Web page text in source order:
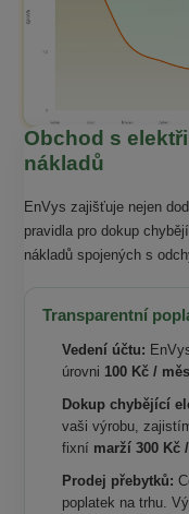
Obchod s
nákladů
EnVys zajišťuje nejen
pravidla pro dokup
nákladů spojených s
Transparentní
Vedení účtu:
úrovni 100 Kč /
Dokup chybějící
vaši výrobu,
fixní marží 300 Kč
Prodej přebytků:
poplatek na trhu.